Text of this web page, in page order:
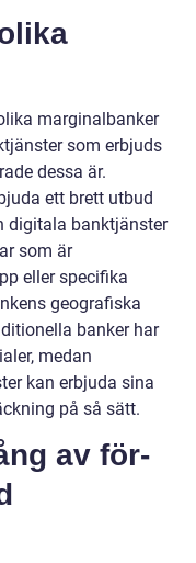
marginalbanker
som erbjuds
dessa är.
ett brett utbud
digitala banktjänster
som är
eller specifika
geografiska
banker har
medan
kan erbjuda sina
på så sätt.
av för-